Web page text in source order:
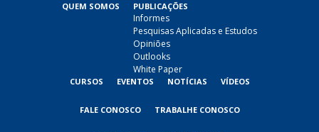
QUEM SOMOS PUBLICAÇÕES
Informes
Pesquisas Aplicadas e Estudos
Opiniões
Outlooks
White Paper
CURSOS EVENTOS NOTÍCIAS VÍDEOS
FALE CONOSCO TRABALHE CONOSCO